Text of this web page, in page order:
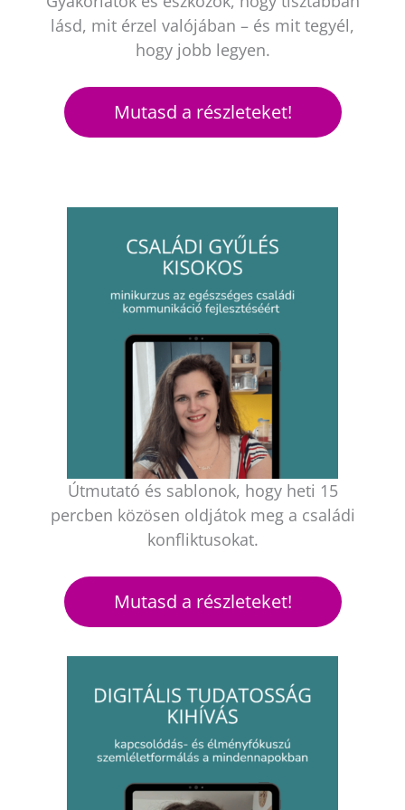
lásd, mit érzel valójában – és mit tegyél,
hogy jobb legyen.
Mutasd a részleteket!
Útmutató és sablonok, hogy heti 15
percben közösen oldjátok meg a családi
konfliktusokat.
Mutasd a részleteket!